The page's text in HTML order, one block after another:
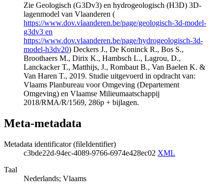
Zie Geologisch (G3Dv3) en hydrogeologisch (H3D) 3D-
lagenmodel van Vlaanderen (
https://www.dov.vlaanderen.be/page/geologisch-3d-model-
g3dv3 en
https://www.dov.vlaanderen.be/page/hydrogeologisch-3d-
model-h3dv20) Deckers J., De Koninck R., Bos S.,
Broothaers M., Dirix K., Hambsch L., Lagrou, D.,
Lanckacker T., Matthijs, J., Rombaut B., Van Baelen K. &
Van Haren T., 2019. Studie uitgevoerd in opdracht van:
Vlaams Planbureau voor Omgeving (Departement
Omgeving) en Vlaamse Milieumaatschappij
2018/RMA/R/1569, 286p + bijlagen.
Meta-metadata
Metadata identificator (fileIdentifier)
c3bde22d-94ec-4089-9766-6974e428ec02 XML
Taal
Nederlands; Vlaams